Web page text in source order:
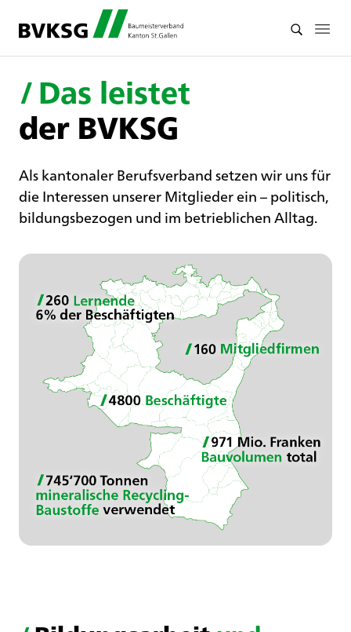
/Das leistet
der BVKSG
Als kantonaler Berufsverband setzen wir uns für
die Interessen unserer Mitglieder ein – politisch,
bildungsbezogen und im betrieblichen Alltag.